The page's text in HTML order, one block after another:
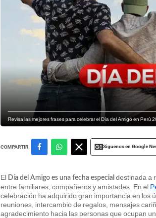
Revisa las mejores frases para celebrar el Día del Amigo en
COMPARTIR Siguenos en Google
El Día del Amigo es una fecha especial destinada a
entre familiares, compañeros y amistades. En el
celebración ha adquirido gran importancia en los
reuniones, intercambio de regalos, mensajes
agradecimiento hacia las personas que ocupan